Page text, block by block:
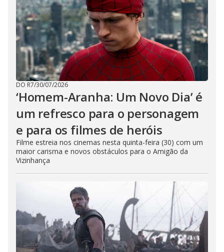
DO R7/30/07/2026
‘Homem-Aranha: Um Novo Dia’ é
um refresco para o personagem
e para os filmes de heróis
Filme estreia nos cinemas nesta quinta-feira (30) com um
maior carisma e novos obstáculos para o Amigão da
Vizinhança